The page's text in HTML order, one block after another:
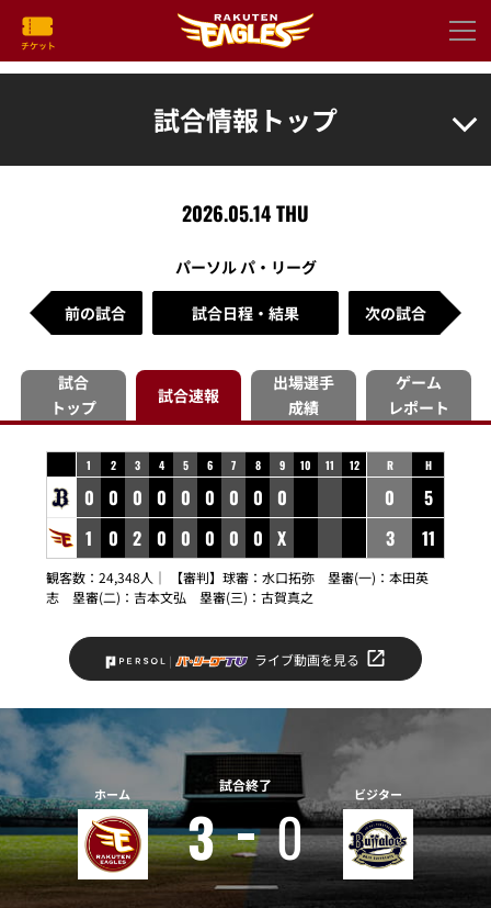
試合情報トップ
2026.05.14 THU
パーソル パ・リーグ
前の試合 試合日程・結果 次の試合
試合
トップ
試合速報
出場選手
成績
ゲーム
レポート
1 2 3 4 5 6 7 8 9 10 11 12
0 0 0 0 0 0 0 0 0
1
0 2 0 0 0 0 0 X
R H
0
5
3
11
観客数：24,348人｜ 【審判】球審：水口拓弥 塁審(一)：本田英
志 塁審(二)：吉本文弘 塁審(三)：古賀真之
ライブ動画を見る
ホーム 試合終了
3 0
ビジター